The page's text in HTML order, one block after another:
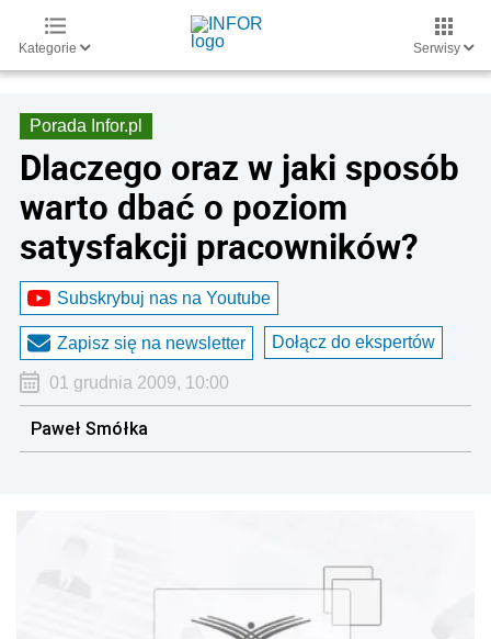
Kategorie Serwisy
Porada Infor.pl
Dlaczego oraz w jaki sposób
warto dbać o poziom
satysfakcji pracowników?
Subskrybuj nas na Youtube
Zapisz się na newsletter Dołącz do ekspertów
01 grudnia 2009, 10:00
Paweł Smółka